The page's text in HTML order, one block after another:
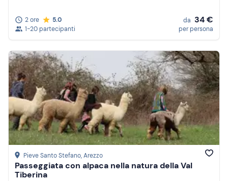
2 ore
5.0
1-20 partecipanti
da 34 €
per persona
Pieve Santo Stefano, Arezzo
Passeggiata con alpaca nella natura della Val
Tiberina